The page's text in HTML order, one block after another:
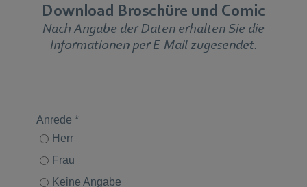
Download Broschüre und Comic
Nach Angabe der Daten erhalten Sie die
Informationen per E-Mail zugesendet.